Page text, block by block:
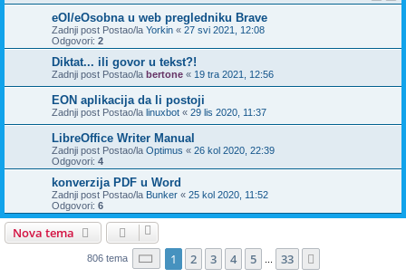
eOI/eOsobna u web pregledniku Brave
Zadnji post Postao/la Yorkin « 27 svi 2021, 12:08
Odgovori: 2
Diktat... ili govor u tekst?!
Zadnji post Postao/la bertone « 19 tra 2021, 12:56
EON aplikacija da li postoji
Zadnji post Postao/la linuxbot « 29 lis 2020, 11:37
LibreOffice Writer Manual
Zadnji post Postao/la Optimus « 26 kol 2020, 22:39
Odgovori: 4
konverzija PDF u Word
Zadnji post Postao/la Bunker « 25 kol 2020, 11:52
Odgovori: 6
Nova tema
806 tema Stranica: 1/ 33.
1 2 3 4 5 33